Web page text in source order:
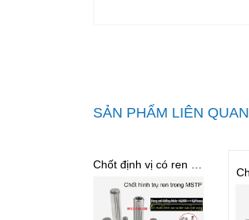
SẢN PHẨM LIÊN QUAN